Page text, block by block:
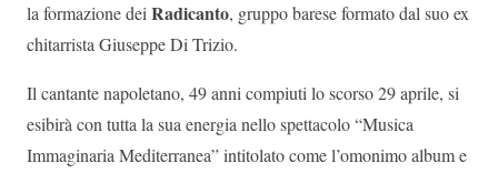
la formazione deiRadicanto, gruppo barese formato dal suo ex
chitarrista Giuseppe Di Trizio.
Il cantante napoletano, 49 anni compiuti lo scorso 29 aprile, si
esibirà con tutta la sua energia nello spettacolo “Musica
Immaginaria Mediterranea” intitolato come l’omonimo album e